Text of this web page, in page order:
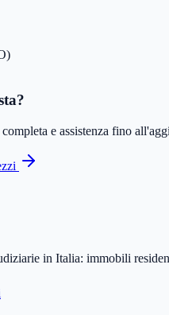
e assistenza fino
in Italia: immobili